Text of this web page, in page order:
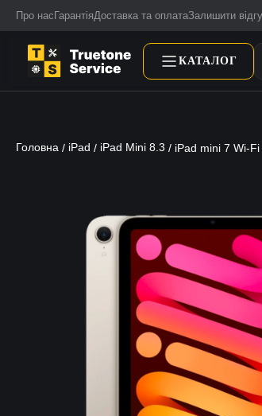
Про нас ГарантіяДоставка та оплатаЗалишити
КАТАЛОГ
Головна / iPad / iPad Mini 8.3 / iPad mini 7 Wi-